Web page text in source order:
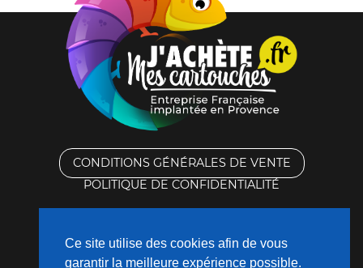
CONDITIONS GÉNÉRALES DE VENTE
POLITIQUE DE CONFIDENTIALITÉ
CONTACTEZ-NOUS
Ce site utilise des cookies afin de vous
garantir la meilleure expérience possible.